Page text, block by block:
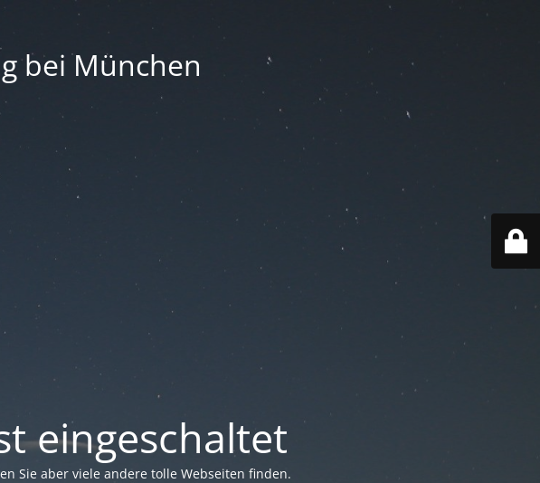
bei München
eingeschaltet
Sie aber viele andere tolle Webseiten finden.